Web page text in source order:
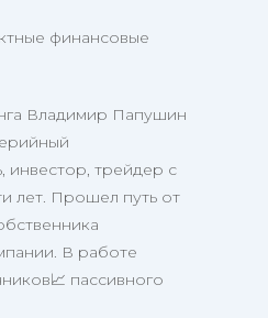
финансовые
Владимир Папушин
инвестор, трейдер с
лет. Прошел путь от
В работе
пассивного